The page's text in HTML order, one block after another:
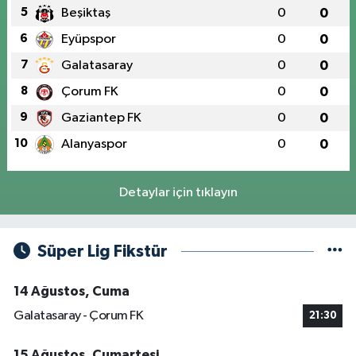
5 Beşiktaş 0 0
6 Eyüpspor 0 0
7 Galatasaray 0 0
8 Çorum FK 0 0
9 Gaziantep FK 0 0
10 Alanyaspor 0 0
Detaylar için tıklayın
Süper Lig Fikstür
14 Ağustos, Cuma
Galatasaray - Çorum FK
21:30